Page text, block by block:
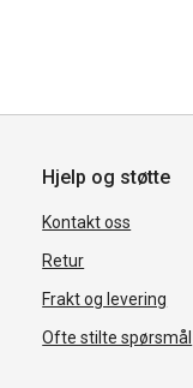
Hjelp og støtte
Kontakt oss
Retur
Frakt og levering
Ofte stilte spørsmål